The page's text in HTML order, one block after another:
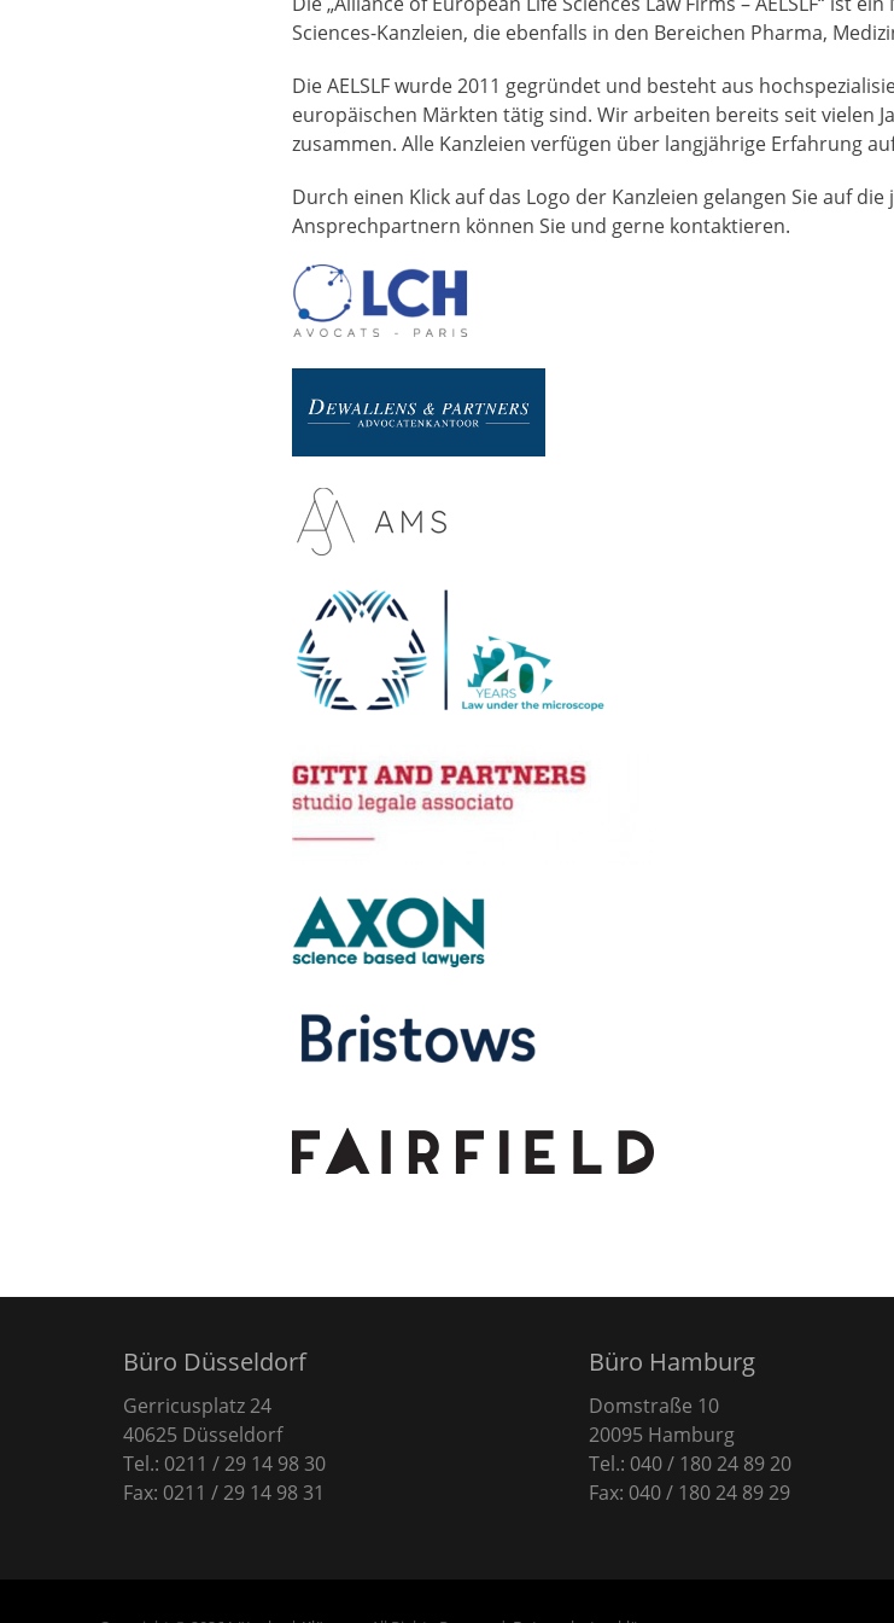
Sciences-Kanzleien, die ebenfalls in den Bereichen Pharma,
Die AELSLF wurde 2011 gegründet und besteht aus
europäischen Märkten tätig sind. Wir arbeiten bereits seit vielen
zusammen. Alle Kanzleien verfügen über langjährige Erfahrung
Durch einen Klick auf das Logo der Kanzleien gelangen Sie auf
Ansprechpartnern können Sie und gerne kontaktieren.
Büro Düsseldorf
Gerricusplatz 24
40625 Düsseldorf
Tel.: 0211 / 29 14 98 30
Fax: 0211 / 29 14 98 31
Büro Hamburg
Domstraße 10
20095 Hamburg
Tel.: 040 / 180 24 89 20
Fax: 040 / 180 24 89 29